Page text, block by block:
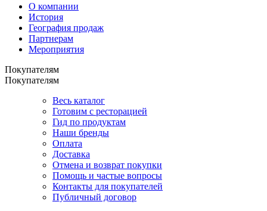
О компании
История
География продаж
Партнерам
Мероприятия
Покупателям
Покупателям
Весь каталог
Готовим с ресторацией
Гид по продуктам
Наши бренды
Оплата
Доставка
Отмена и возврат покупки
Помощь и частые вопросы
Контакты для покупателей
Публичный договор